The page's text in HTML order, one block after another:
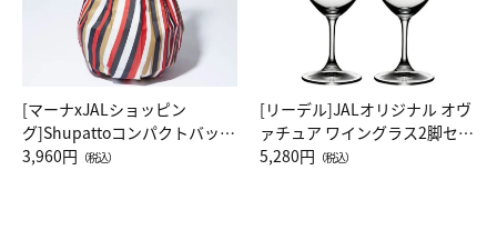
[マーナxJALショッピン
グ]Shupattoコンパクトバッグ
Drop JAL客室乗務員（LC）ス
3,960円 （税込）
[リーデル]JALオリジナル オヴ
ァチュア ワイングラス2脚セッ
ト（レッドワイン）
5,280円 （税込）